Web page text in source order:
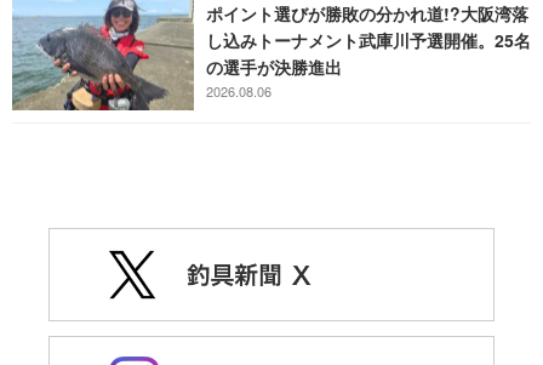
ポイント選びが勝敗の分かれ道!?大阪湾落
し込みトーナメント武庫川予選開催。25名
の選手が決勝進出
2026.08.06